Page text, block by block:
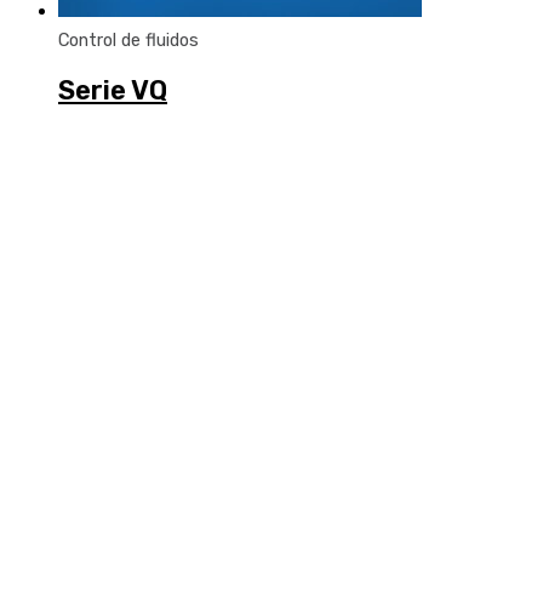
Control de fluidos
Serie VQ